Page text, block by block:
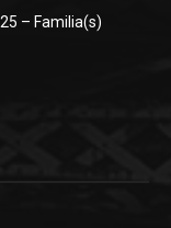
– Familia(s)